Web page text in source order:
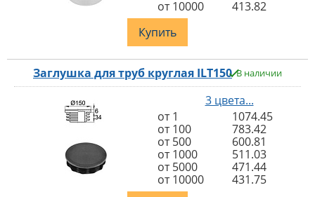
от 10000
413.82
Купить
Заглушка для труб круглая ILT150 В наличии
3 цвета...
от 1
1074.45
от 100
783.42
от 500
600.81
от 1000
511.03
от 5000
471.44
от 10000
431.75